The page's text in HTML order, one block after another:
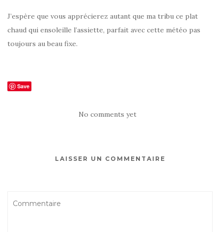
J’espère que vous apprécierez autant que ma tribu ce plat
chaud qui ensoleille l’assiette, parfait avec cette météo pas
toujours au beau fixe.
Save
No comments yet
LAISSER UN COMMENTAIRE